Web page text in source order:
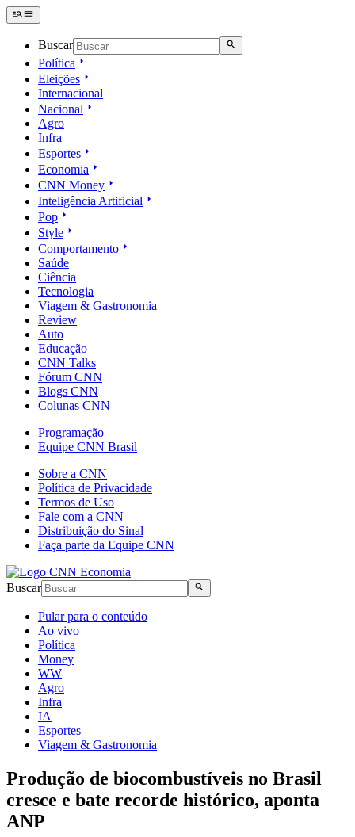
Buscar
Política
Eleições
Internacional
Nacional
Agro
Infra
Esportes
Economia
CNN Money
Inteligência Artificial
Pop
Style
Comportamento
Saúde
Ciência
Tecnologia
Viagem & Gastronomia
Review
Auto
Educação
CNN Talks
Fórum CNN
Blogs CNN
Colunas CNN
Programação
Equipe CNN Brasil
Sobre a CNN
Política de Privacidade
Termos de Uso
Fale com a CNN
Distribuição do Sinal
Faça parte da Equipe CNN
Buscar
Pular para o conteúdo
Ao vivo
Política
Money
WW
Agro
Infra
IA
Esportes
Viagem & Gastronomia
Produção de biocombustíveis no Brasil
cresce e bate recorde histórico, aponta
ANP